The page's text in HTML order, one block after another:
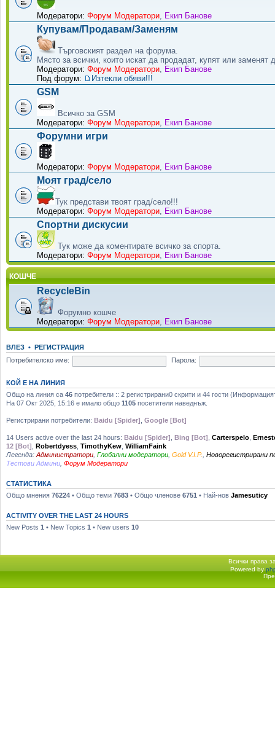
Модератори: Форум Модератори Екип Банове
Купувам/Продавам/Заменям
Търговският раздел на форума.
Място за всички, които искат да продадат, купят или заменят
Модератори: Форум Модератори Екип Банове
Под форум:
Изтекли обяви!!!
GSM
Всичко за GSM
Модератори: Форум Модератори Екип Банове
Форумни игри
Модератори: Форум Модератори Екип Банове
Моят град/село
Тук представи твоят град/село!!!
Модератори: Форум Модератори Екип Банове
Спортни дискусии
Тук може да коментирате всичко за спорта.
Модератори: Форум Модератори Екип Банове
КОШЧЕ
RecycleBin
Форумно кошче
Модератори: Форум Модератори Екип Банове
ВЛЕЗ • РЕГИСТРАЦИЯ
Потребителско име:
Парола:
КОЙ Е НА ЛИНИЯ
Общо на линия са 46 потребители :: 2 регистрирани0 скрити и 44 гости
На 07 Окт 2025, 15:16 е имало общо 1105 посетители наведнъж.
Регистрирани потребители: Baidu [Spider] Google [Bot]
14 Users active over the last 24 hours: Baidu [Spider] Bing [Bot] Carterspelo
12 [Bot] Robertdyess TimothyKew WilliamFaink
Легенда: Администратори Глобални модератори Gold V.I.P. Новорегистрирани
Тестови Админи Форум Модератори
СТАТИСТИКА
Общо мнения 76224 • Общо теми 7683 • Общо членове 6751 • Най-нов Jamesuticy
ACTIVITY OVER THE LAST 24 HOURS
New Posts 1 • New Topics 1 • New users 10
Всички права
Начало форум Powered by